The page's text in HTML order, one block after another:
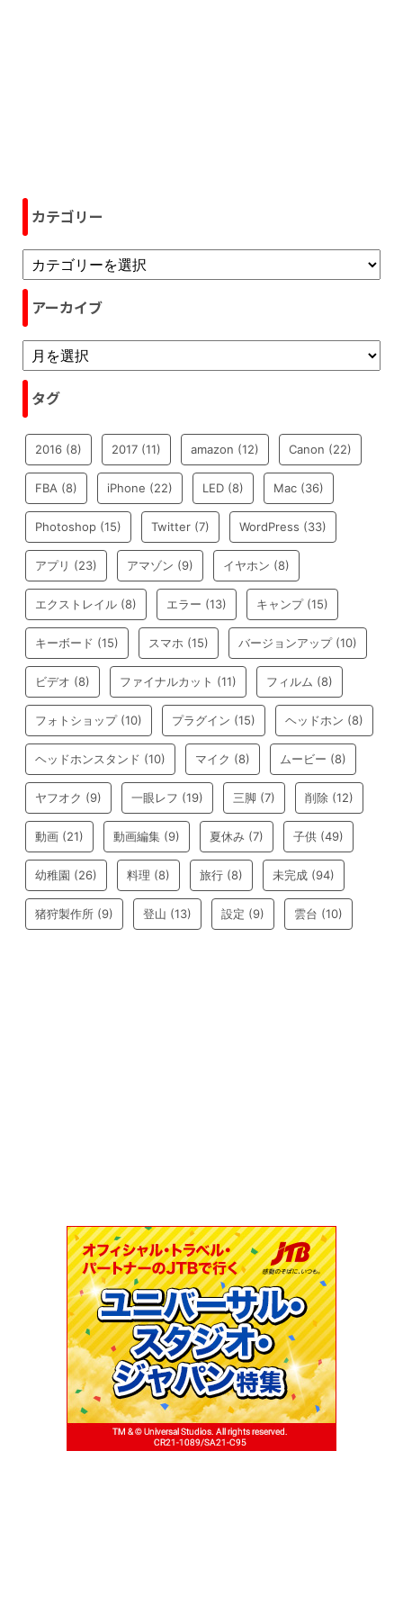
カテゴリー
アーカイブ
タグ
2016 (8) 2017 (11) amazon (12) Canon (22)
FBA (8) iPhone (22) LED (8) Mac (36)
Photoshop (15) Twitter (7) WordPress (33)
アプリ (23) アマゾン (9) イヤホン (8)
エクストレイル (8) エラー (13) キャンプ(15)
キーボード (15) スマホ (15) バージョンアップ(10)
ビデオ (8) ファイナルカット (11) フィルム (8)
フォトショップ(10) プラグイン (15) ヘッドホン (8)
ヘッドホンスタンド (10) マイク (8) ムービー (8)
ヤフオク (9) 一眼レフ (19) 三脚 (7) 削除 (12)
動画 (21) 動画編集 (9) 夏休み (7) 子供 (49)
幼稚園 (26) 料理 (8) 旅行 (8) 未完成 (94)
猪狩製作所 (9) 登山 (13) 設定 (9) 雲台 (10)